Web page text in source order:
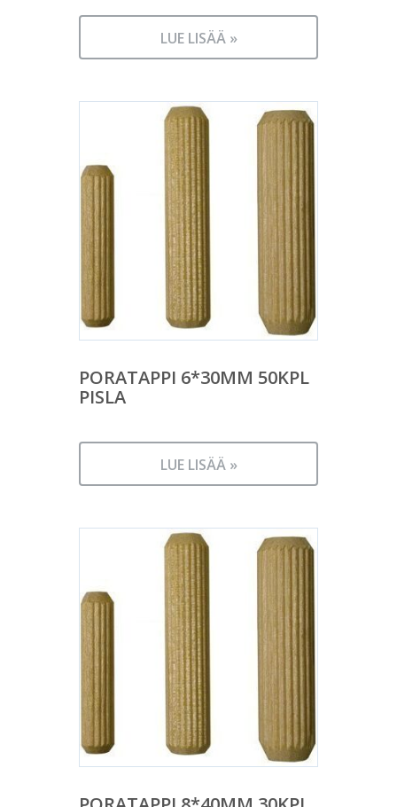
LUE LISÄÄ »
PORATAPPI 6*30MM 50KPL
PISLA
LUE LISÄÄ »